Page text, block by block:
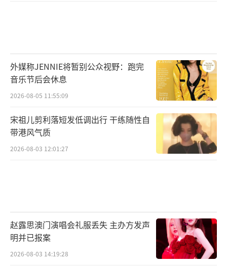
外媒称JENNIE将暂别公众视野：跑完
音乐节后会休息
2026-08-05 11:55:09
宋祖儿剪利落短发低调出行 干练随性自
带港风气质
2026-08-03 12:01:27
赵露思澳门演唱会礼服丢失 主办方发声
明并已报案
2026-08-03 14:19:28